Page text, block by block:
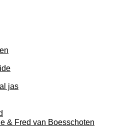
jas
& Fred van Boesschoten